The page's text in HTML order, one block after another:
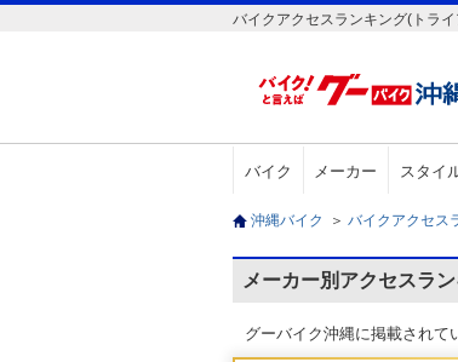
バイクアクセスランキング(トラ
バイク メーカー スタイ
沖縄バイク ＞ バイクアクセス
メーカー別アクセスラ
グーバイク沖縄に掲載されて